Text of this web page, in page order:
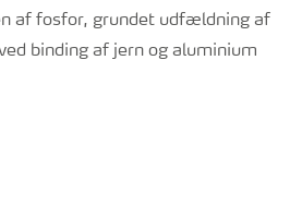
af fosfor, grundet udfældning af
binding af jern og aluminium